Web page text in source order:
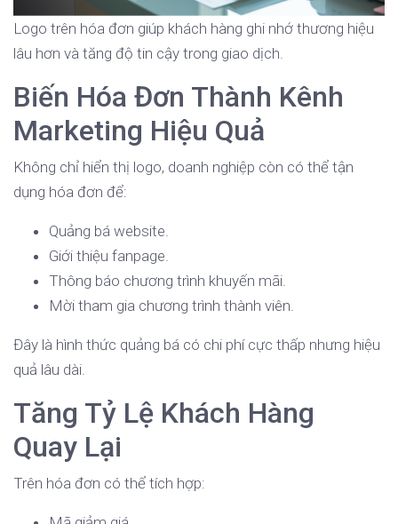
Logo trên hóa đơn giúp khách hàng ghi nhớ thương hiệu
lâu hơn và tăng độ tin cậy trong giao dịch.
Biến Hóa Đơn Thành Kênh
Marketing Hiệu Quả
Không chỉ hiển thị logo, doanh nghiệp còn có thể tận
dụng hóa đơn để:
Quảng bá website.
Giới thiệu fanpage.
Thông báo chương trình khuyến mãi.
Mời tham gia chương trình thành viên.
Đây là hình thức quảng bá có chi phí cực thấp nhưng hiệu
quả lâu dài.
Tăng Tỷ Lệ Khách Hàng
Quay Lại
Trên hóa đơn có thể tích hợp: